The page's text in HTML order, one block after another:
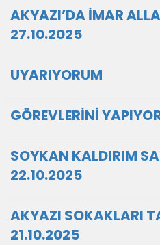
AKYAZI’DA İMAR
27.10.2025
UYARIYORUM
GÖREVLERİNİ
SOYKAN KALDIRIM
22.10.2025
AKYAZI SOKAKLARI
21.10.2025